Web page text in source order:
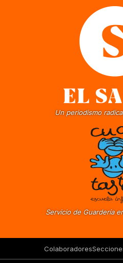
Un periodismo
Servicio de Guardería
Colaboradores